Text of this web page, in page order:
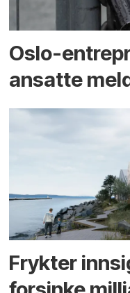
Oslo-
ansatte
Frykter